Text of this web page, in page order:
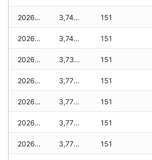
2026-03-29 3,740 zł 151
2026-03-28 3,740 zł 151
2026-03-27 3,730 zł 151
2026-03-26 3,770 zł 151
2026-03-25 3,770 zł 151
2026-03-24 3,770 zł 151
2026-03-23 3,770 zł 151